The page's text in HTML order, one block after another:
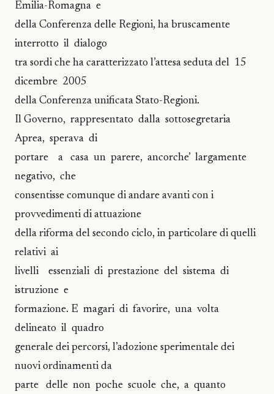
Emilia-Romagna e
della Conferenza delle Regioni, ha bruscamente
interrotto il dialogo
tra sordi che ha caratterizzato l’attesa seduta del 15
dicembre 2005
della Conferenza unificata Stato-Regioni.
Il Governo, rappresentato dalla sottosegretaria
Aprea, sperava di
portare a casa un parere, ancorche’ largamente
negativo, che
consentisse comunque di andare avanti con i
provvedimenti di attuazione
della riforma del secondo ciclo, in particolare di quelli
relativi ai
livelli essenziali di prestazione del sistema di
istruzione e
formazione. E magari di favorire, una volta
delineato il quadro
generale dei percorsi, l’adozione sperimentale dei
nuovi ordinamenti da
parte delle non poche scuole che, a quanto